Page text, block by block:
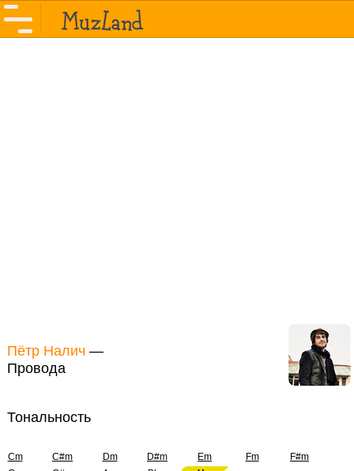
Пётр Налич —
Провода
Тональность
Cm C#m Dm D#m Em Fm
F#m